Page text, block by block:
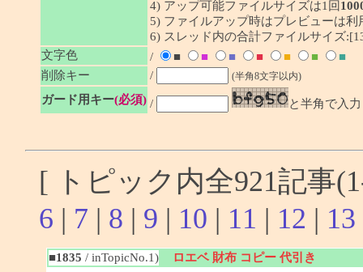
4) アップ可能ファイルサイズは1回
5) ファイルアップ時はプレビューは利
6) スレッド内の合計ファイルサイズ
文字色
/ ■ ■ ■ ■ ■ ■
■
削除キー
/ (半角8文字以内)
ガード用キー(必須) / と半角で入力
[ トピック内全921記
6 | 7 | 8 | 9 | 10 | 11 | 12 | 13
■1835 / inTopicNo.1) ロエベ 財布 コピー 代引き